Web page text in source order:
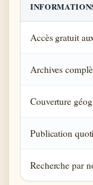
Accès gratuit
Archives
Couverture
Publication
Recherche par